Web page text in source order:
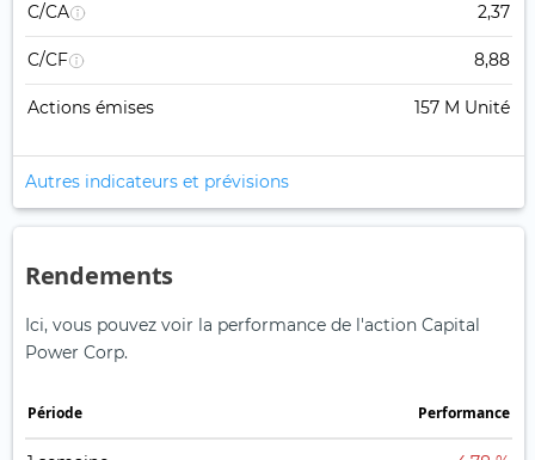
C/CA 2,37
C/CF 8,88
Actions émises 157 M Unité
Autres indicateurs et prévisions
Rendements
Ici, vous pouvez voir la performance de l'action Capital
Power Corp.
Période Performance